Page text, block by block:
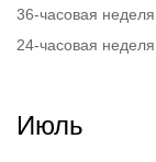
36-часовая неделя
24-часовая неделя
Июль